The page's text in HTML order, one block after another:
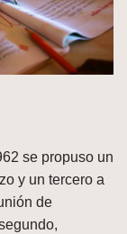
se propuso un
y un tercero a
de